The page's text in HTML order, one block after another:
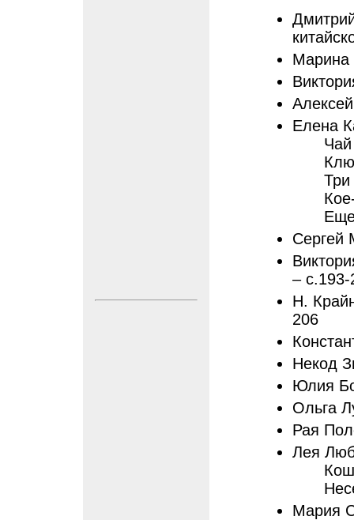
Марина
Елена
Три
Сергей
– с.193-
Н.
206
Некод
Юлия
Ольга
Рая
Лея
Мария